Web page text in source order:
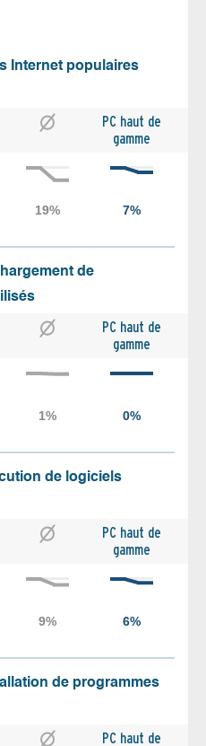
Internet populaires
PC haut de
gamme
de
PC haut de
gamme
de logiciels
PC haut de
gamme
de programmes
PC haut de